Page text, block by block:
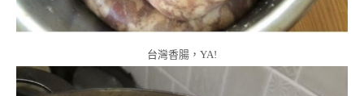
台灣香腸，YA!